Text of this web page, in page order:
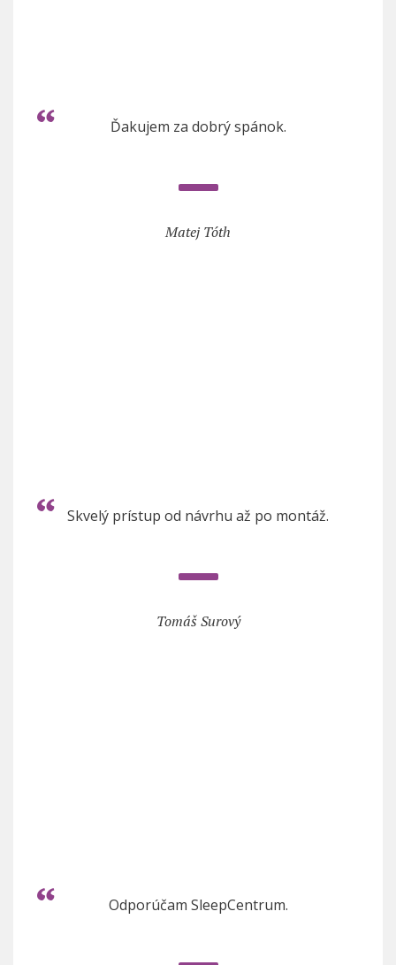
Ďakujem za dobrý spánok.
Matej Tóth
Skvelý prístup od návrhu až po montáž.
Tomáš Surový
Odporúčam SleepCentrum.